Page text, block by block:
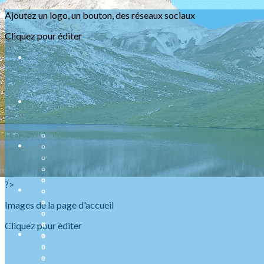
Exporter les lignes sélectionnées
Exporter toutes les colonnes
Exporter uniquement les colonnes affichées
Menu
<
>
Présentation
Nos ABR
Agenda Raquettes
Agenda Randonnées
Sorties en refuge
Infos urgentes
Ajoutez un logo, un bouton, des réseaux sociaux
Cliquez pour éditer
?>
Images de la page d'accueil
Cliquez pour éditer